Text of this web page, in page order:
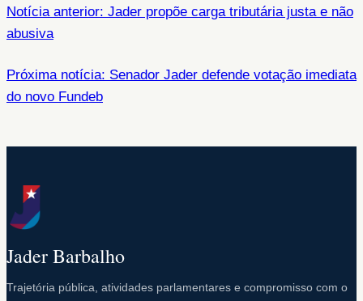
Notícia anterior: Jader propõe carga tributária justa e não
abusiva
Próxima notícia: Senador Jader defende votação imediata
do novo Fundeb
Jader Barbalho
Trajetória pública, atividades parlamentares e compromisso com o